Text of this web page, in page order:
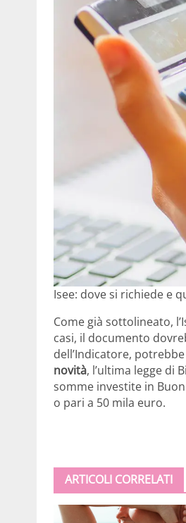
Isee: dove si richiede e
Come già sottolineato,
casi, il documento
dell’Indicatore,
novità, l’ultima legge di
somme investite in
o pari a 50 mila euro.
ARTICOLI CORRELATI